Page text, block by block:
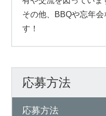
その他、BBQや忘年
す！
応募方法
応募方法